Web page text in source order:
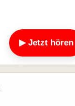
▶ Jetzt hören